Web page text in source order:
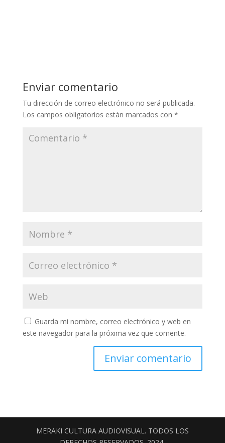
Enviar comentario
Tu dirección de correo electrónico no será publicada.
Los campos obligatorios están marcados con *
Guarda mi nombre, correo electrónico y web en
este navegador para la próxima vez que comente.
MERAKI CULTURA AUDIOVISUAL. TODOS LOS